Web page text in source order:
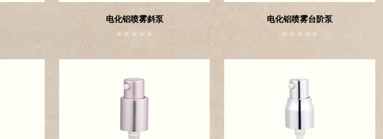
电化铝喷雾斜泵 电化铝喷雾台阶泵